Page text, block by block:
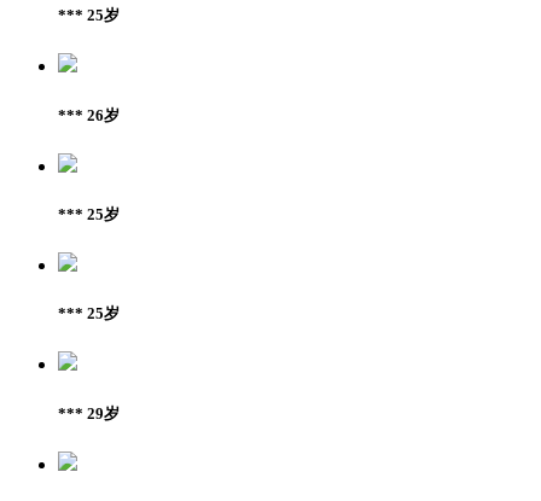
*** 25岁
*** 26岁
*** 25岁
*** 25岁
*** 29岁